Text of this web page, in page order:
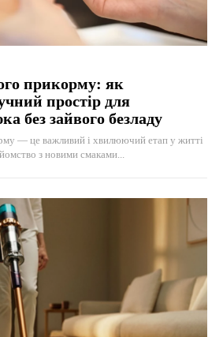
прикорму: як
простір для
без зайвого безладу
— це важливий і хвилюючий етап у житті
з новими смаками...